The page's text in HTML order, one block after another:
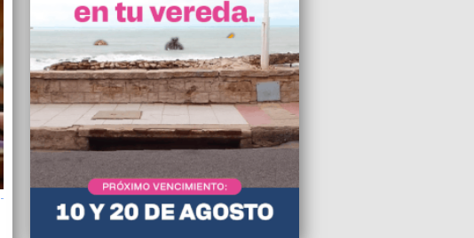
09/06/2023 12:09
Detuvieron a un sospechoso por el crimen de
la anciana en el barrio Chauvín
09/06/2023 11:59
El Municipio retiró más de 130 toneladas de
residuos y reparó más de 140 cuadras en el
09/06/2023 11:55
“Montenegro y sus funcionarios eligen mentir
para ocultar que no tienen un proyecto de
ciudad”, cuestionó el edil del FdT, Miguel
Guglielmotti